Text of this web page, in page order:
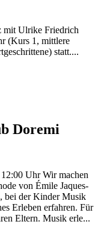
mit Ulrike Friedrich
(Kurs 1, mittlere
statt....
Doremi
Uhr Wir machen
von Émile Jaques-
bei der Kinder Musik
Erleben erfahren. Für
Eltern. Musik erle...